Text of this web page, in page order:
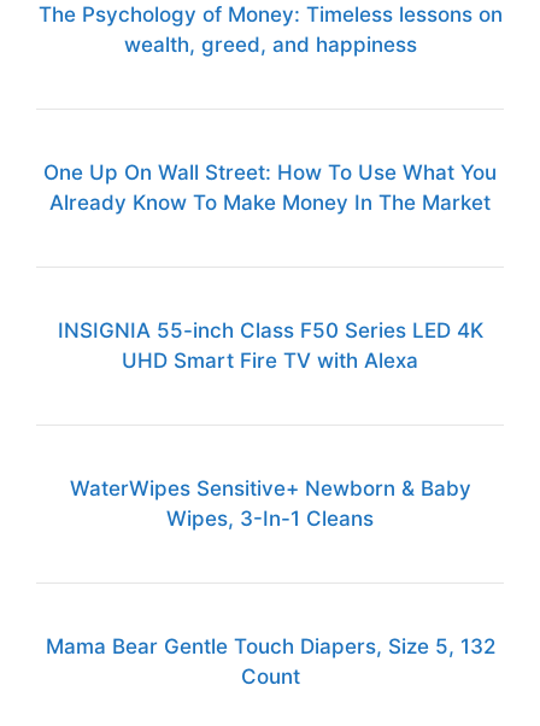
The Psychology of Money: Timeless lessons on
wealth, greed, and happiness
One Up On Wall Street: How To Use What You
Already Know To Make Money In The Market
INSIGNIA 55-inch Class F50 Series LED 4K
UHD Smart Fire TV with Alexa
WaterWipes Sensitive+ Newborn & Baby
Wipes, 3-In-1 Cleans
Mama Bear Gentle Touch Diapers, Size 5, 132
Count